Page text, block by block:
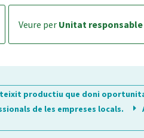
veure per Unitat responsable
productiu que doni
de les empreses locals.